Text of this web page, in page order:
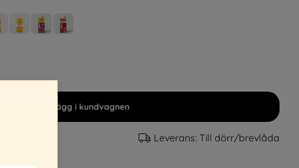
Lägg i kundvagnen
Leverans: Till dörr/brevlåda